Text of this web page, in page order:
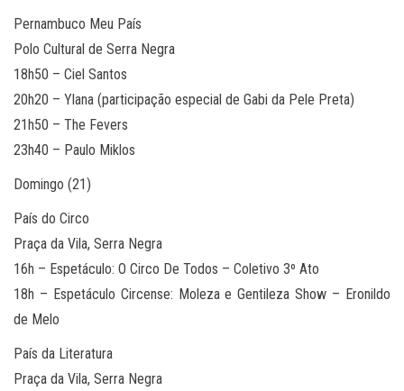
Pernambuco Meu País
Polo Cultural de Serra Negra
18h50 – Ciel Santos
20h20 – Ylana (participação especial de Gabi da Pele Preta)
21h50 – The Fevers
23h40 – Paulo Miklos
Domingo (21)
País do Circo
Praça da Vila, Serra Negra
16h – Espetáculo: O Circo De Todos – Coletivo 3º Ato
18h – Espetáculo Circense: Moleza e Gentileza Show – Eronildo
de Melo
País da Literatura
Praça da Vila, Serra Negra